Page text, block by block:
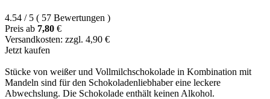
4.54 / 5 ( 57 Bewertungen )
Preis ab 7,80 €
Versandkosten: zzgl. 4,90 €
Jetzt kaufen
Stücke von weißer und Vollmilchschokolade in Kombination mit
Mandeln sind für den Schokoladenliebhaber eine leckere
Abwechslung. Die Schokolade enthält keinen Alkohol.